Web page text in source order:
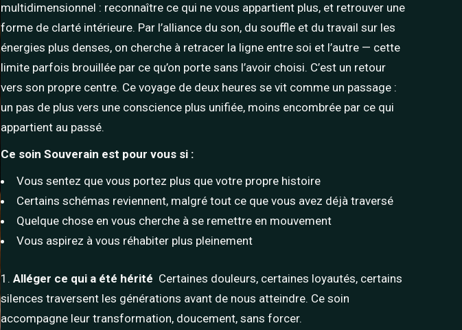
multidimensionnel : reconnaître ce qui ne vous appartient plus, et retrouver une
forme de clarté intérieure. Par l’alliance du son, du souffle et du travail sur les
énergies plus denses, on cherche à retracer la ligne entre soi et l’autre — cette
limite parfois brouillée par ce qu’on porte sans l’avoir choisi. C’est un retour
vers son propre centre. Ce voyage de deux heures se vit comme un passage :
un pas de plus vers une conscience plus unifiée, moins encombrée par ce qui
appartient au passé.
Ce soin Souverain est pour vous si :
Vous sentez que vous portez plus que votre propre histoire
Certains schémas reviennent, malgré tout ce que vous avez déjà traversé
Quelque chose en vous cherche à se remettre en mouvement
Vous aspirez à vous réhabiter plus pleinement
Alléger ce qui a été hérité Certaines douleurs, certaines loyautés, certains
silences traversent les générations avant de nous atteindre. Ce soin
accompagne leur transformation, doucement, sans forcer.